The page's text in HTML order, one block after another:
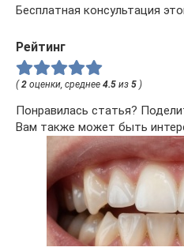
Бесплатная консультация
Рейтинг
( 2 оценки, среднее 4.5 из 5 )
Понравилась статья?
Вам также может быть